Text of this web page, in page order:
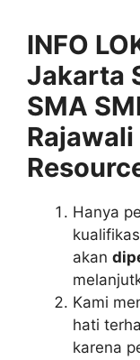
INFO
Jakarta
SMA
Hanya
akan
Kami
hati
karena